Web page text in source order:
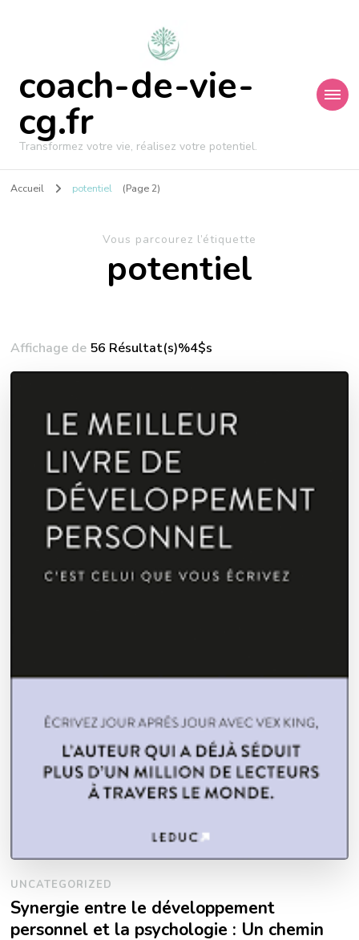
coach-de-vie-
cg.fr
Transformez votre vie, réalisez votre potentiel.
Accueil potentiel (Page 2)
Vous parcourez l’étiquette
potentiel
Affichage de 56 Résultat(s)%4$s
UNCATEGORIZED
Synergie entre le développement
personnel et la psychologie : Un chemin